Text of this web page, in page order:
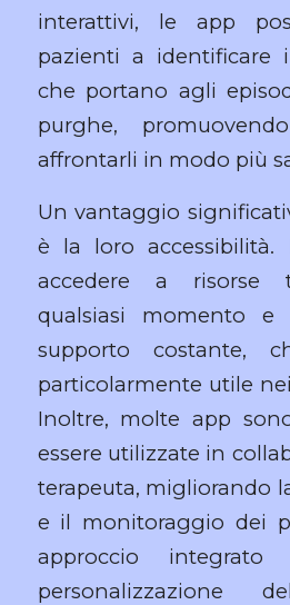
interattivi, le app
pazienti a identificare
che portano agli
purghe,
affrontarli in modo più
Un vantaggio
è la loro accessibilità.
accedere a risorse
qualsiasi momento
supporto costante,
particolarmente utile
Inoltre, molte app
essere utilizzate in
terapeuta, migliorando
e il monitoraggio dei
approccio integrato
personalizzazione